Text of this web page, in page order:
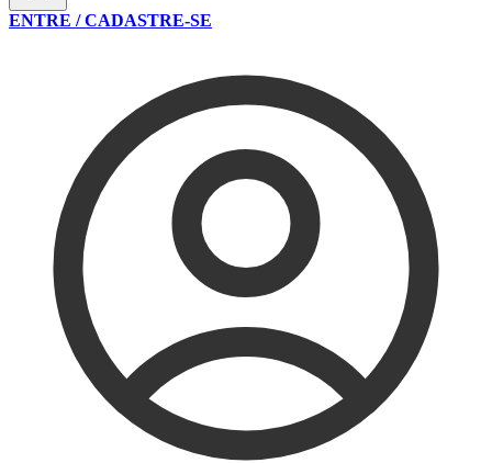
ENTRE / CADASTRE-SE